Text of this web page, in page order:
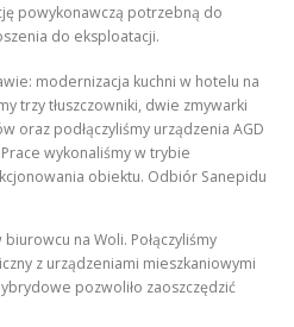
powykonawczą potrzebną do
do eksploatacji.
modernizacja kuchni w hotelu na
trzy tłuszczowniki, dwie zmywarki
oraz podłączyliśmy urządzenia AGD
wykonaliśmy w trybie
obiektu. Odbiór Sanepidu
na Woli. Połączyliśmy
z urządzeniami mieszkaniowymi
pozwoliło zaoszczędzić